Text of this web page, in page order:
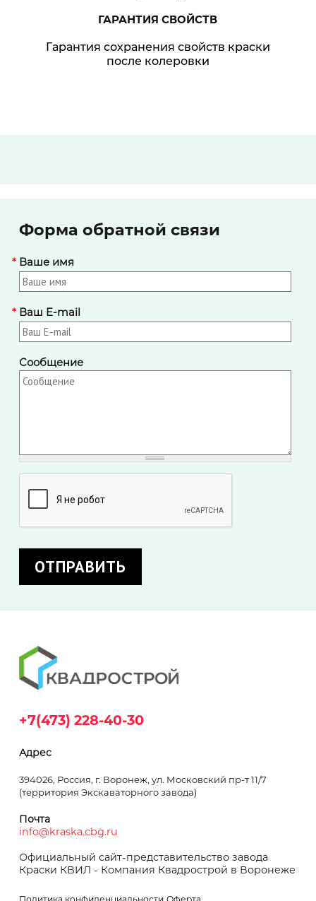
ГАРАНТИЯ СВОЙСТВ
Гарантия сохранения свойств краски
после колеровки
Форма обратной связи
Ваше имя
*
Ваш E-mail
*
Сообщение
+7(473) 228-40-30
Адрес
394026, Россия, г. Воронеж, ул. Московский пр-т 11/7
(территория Экскаваторного завода)
Почта
info@kraska.cbg.ru
Официальный сайт-представительство завода
Краски КВИЛ - Компания Квадрострой в Воронеже